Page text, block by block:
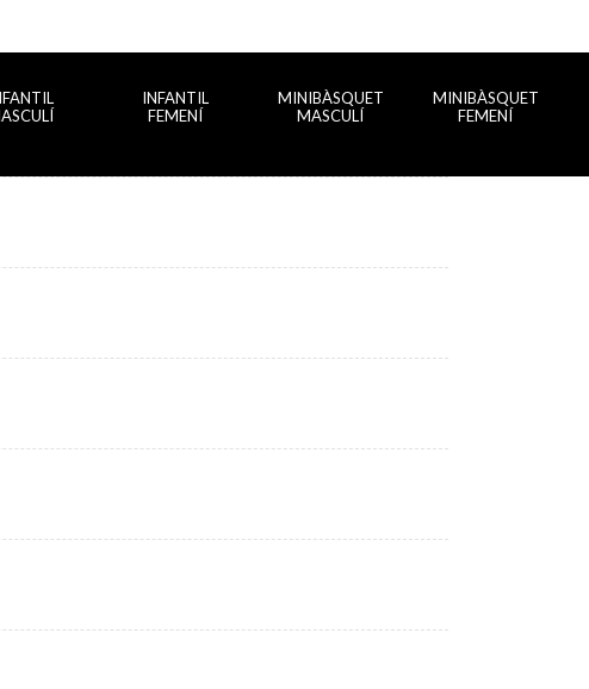
INFANTIL
FEMENÍ
MINIBÀSQUET
MASCULÍ
MINIBÀSQUET
FEMENÍ